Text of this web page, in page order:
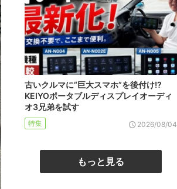
古いクルマに“巨大スマホ”を後付け!?
KEIYOポータブルディスプレイオーディ
オ3兄弟を試す
特集 2026/08/04
もっと見る